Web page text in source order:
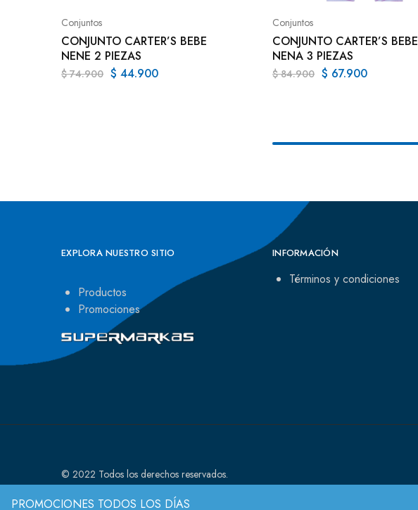
PROMOCIONES TODOS LOS DÍAS
Conjuntos
CONJUNTO CARTER’S BEBE
NENE 2 PIEZAS
$74.900 $ 44.900
Conjuntos
CONJUNTO CARTER’S BEBE
NENA 3 PIEZAS
$84.900 $ 67.900
EXPLORA NUESTRO SITIO
Productos
Promociones
INFORMACIÓN
Términos y condiciones
© 2022 Todos los derechos reservados.